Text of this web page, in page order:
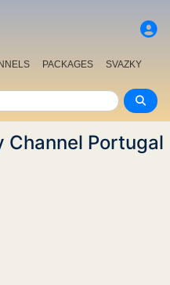
PACKAGES
SVAZKY
Channel Portugal